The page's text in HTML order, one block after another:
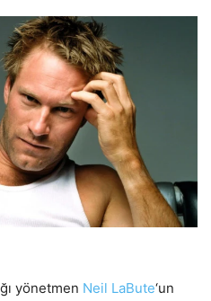
yönetmen Neil LaBute‘un